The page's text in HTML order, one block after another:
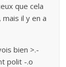
que cela
il y en a
bien >.-
polit -.o